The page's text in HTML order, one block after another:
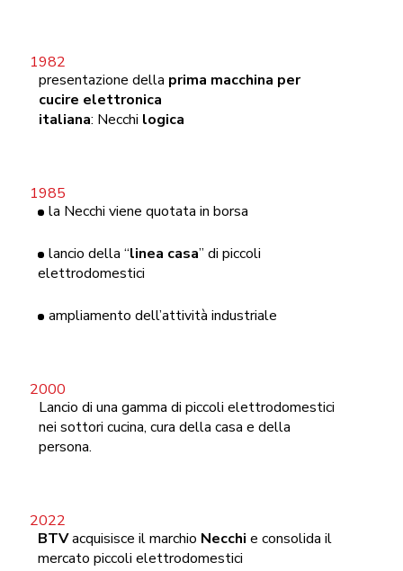
presentazione della prima macchina per
cucire elettronica
italiana: Necchi logica
la Necchi viene quotata in borsa
lancio della “linea casa” di piccoli
elettrodomestici
ampliamento dell’attività industriale
Lancio di una gamma di piccoli elettrodomestici
nei sottori cucina, cura della casa e della
persona.
BTVacquisisce il marchio Necchi e consolida il
mercato piccoli elettrodomestici